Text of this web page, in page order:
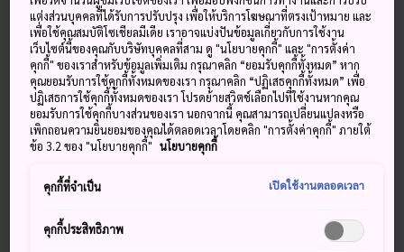
สูงสุด
ต่ำสุด
หยาดน้ำฟ้า
สูงสุด
ต่ำสุด
หยาดน้ำฟ้า
35° 27° 40% 34° 27° 40%
อุณหภูมิ
สูงสุด
อุณหภูมิ
ต่ำสุด
หยาดน้ำฟ้า
9 Aug (อาทิตย์) 40%
แต่งส่วนบุคคลที่ได้รับการปรับปรุง เพื่อให้บริการโฆษณาที่ตรงเป้าหมาย และ
เพื่อใช้คุณสมบัติโซเชียลมีเดีย เราอาจแบ่งปันข้อมูลเกี่ยวกับการใช้งาน
เว็บไซต์นี้ของคุณกับบริษัทบุคคลที่สาม ดู "นโยบายคุกกี้" และ "การตั้งค่า
คุกกี้" ของเราสำหรับข้อมูลเพิ่มเติม กรุณาคลิก “ยอมรับคุกกี้ทั้งหมด” หาก
คุณยอมรับการใช้คุกกี้ทั้งหมดของเรา กรุณาคลิก “ปฏิเสธคุกกี้ทั้งหมด” เพื่อ
ปฏิเสธการใช้คุกกี้ทั้งหมดของเรา โปรดย้ายสวิตช์เลือกไปที่ใช้งานหากคุณ
ยอมรับการใช้คุกกี้บางส่วนของเรา นอกจากนี้ คุณสามารถเปลี่ยนแปลงหรือ
เพิกถอนความยินยอมของคุณได้ตลอดเวลาโดยคลิก "การตั้งค่าคุกกี้" ภายใต้
ข้อ 3.2 ของ "นโยบายคุกกี้" นโยบายคุกกี้
คุกกี้ที่จำเป็น เปิดใช้งานตลอดเวลา
คุกกี้ประสิทธิภาพ